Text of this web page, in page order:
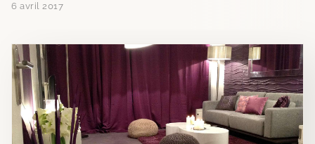
6 avril 2017